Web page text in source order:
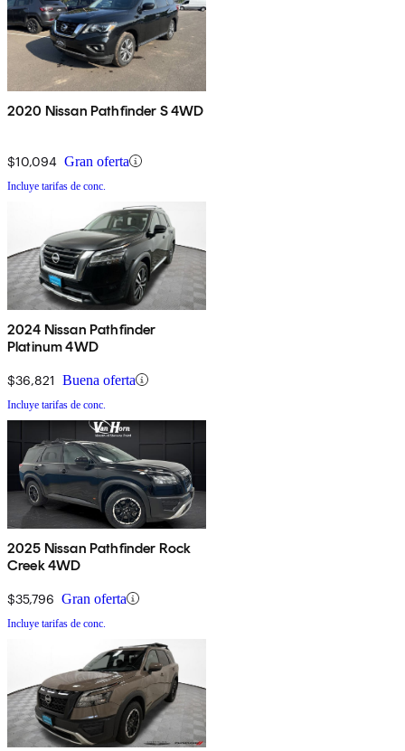
2020 Nissan Pathfinder S 4WD
$10,094 Gran oferta
Incluye tarifas de conc.
2024 Nissan Pathfinder
Platinum 4WD
$36,821 Buena oferta
Incluye tarifas de conc.
2025 Nissan Pathfinder Rock
Creek 4WD
$35,796 Gran oferta
Incluye tarifas de conc.